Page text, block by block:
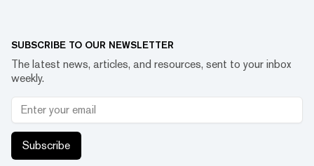
SUBSCRIBE TO OUR NEWSLETTER
The latest news, articles, and resources, sent to your inbox
weekly.
Subscribe